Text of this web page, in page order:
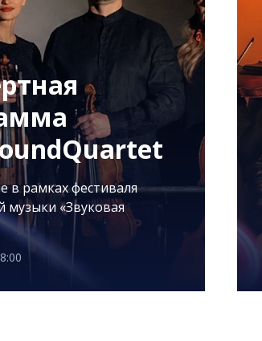
в рамках фестиваля
музыки «Звуковая